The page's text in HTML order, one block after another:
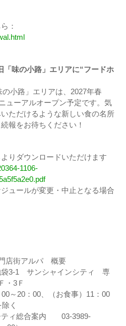
：
「味の小路」エリアに“フードホ
小路」エリアは、2027年春
ューアルオープン予定です。気
ただけるような新しい食の名所
報をお待ちください！
りダウンロードいただけます
1106-
ュールが変更・中止となる場合
店街アルパ 概要
袋3-1 サンシャインシティ 専
・3Ｆ
～20：00、（お食事）11：00
く
ティ総合案内 03-3989-